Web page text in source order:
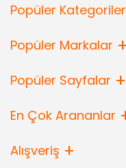
Popüler Kategoriler
Popüler Markalar
Popüler Sayfalar
En Çok Arananlar
Alışveriş